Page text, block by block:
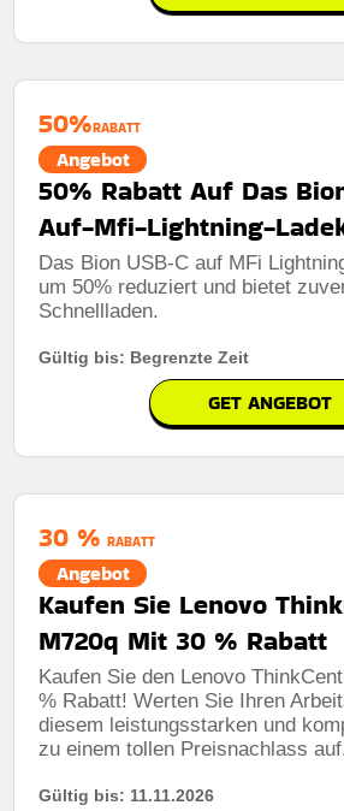
50%RABATT
Angebot
50% Rabatt Auf Das
Auf-Mfi-Lightning-
Das Bion USB-C auf MFi
um 50% reduziert und bietet
Schnellladen.
Gültig bis: Begrenzte Zeit
GET ANGEBOT
30 % RABATT
Angebot
Kaufen Sie Lenovo
M720q Mit 30 % Rabatt
Kaufen Sie den Lenovo
% Rabatt! Werten Sie Ihren
diesem leistungsstarken und
zu einem tollen Preisnachlass
Gültig bis: 11.11.2026